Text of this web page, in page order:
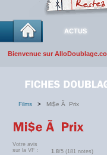
ACTUS
Bienvenue sur
Films > Mi$e Ã Prix
Votre avis
sur la VF :
1.8/5 (181 notes)